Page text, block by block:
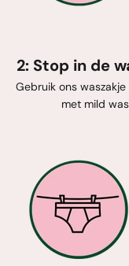
2: Stop in de
Gebruik ons
met mild